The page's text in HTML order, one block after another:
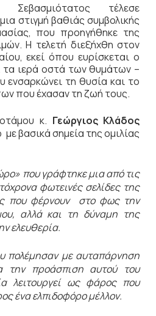
τέλεσε
στιγμή βαθιάς συμβολικής
που προηγήθηκε της
Η τελετή διεξήχθη στον
εκεί όπου ευρίσκεται ο
τα ιερά οστά των θυμάτων –
ενσαρκώνει τη θυσία και το
που έχασαν τη ζωή τους.
κ. Γεώργιος Κλάδος
με βασικά σημεία της ομιλίας
που γράφτηκε μια από τις
φωτεινές σελίδες της
που φέρνουν στο φως την
αλλά και τη δύναμη της
ελευθερία.
πολέμησαν με αυταπάρνηση
την προάσπιση αυτού του
λειτουργεί ως φάρος που
ένα ελπιδοφόρο μέλλον.